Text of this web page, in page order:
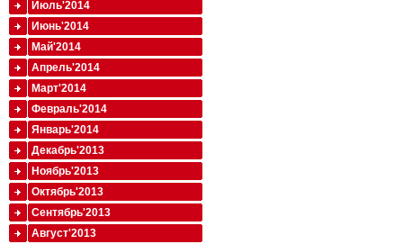
Июль'2014
Июнь'2014
Май'2014
Апрель'2014
Март'2014
Февраль'2014
Январь'2014
Декабрь'2013
Ноябрь'2013
Октябрь'2013
Сентябрь'2013
Август'2013